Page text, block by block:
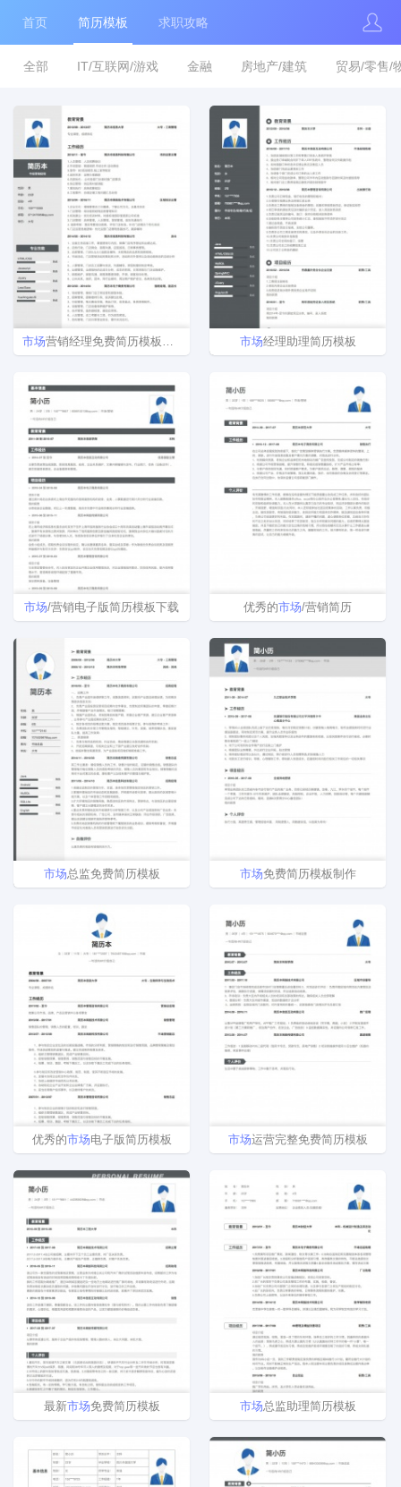
首页 简历模板 求职攻略
全部 IT/互联网/游戏 金融 房地产/建筑 贸易/零售/
市场营销经理免费简历模板下载 市场经理助理简历模板
市场/营销电子版简历模板下载 优秀的市场/营销简历
市场总监免费简历模板 市场免费简历模板制作
优秀的市场电子版简历模板 市场运营完整免费简历模板
最新市场免费简历模板 市场总监助理简历模板